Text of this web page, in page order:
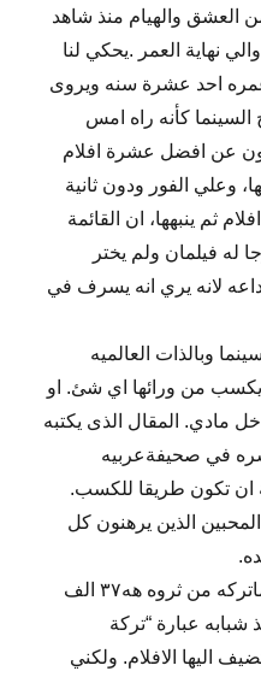
العشق والهيام منذ شاهد
نهاية العمر .يحكي لنا
احد عشرة سنه ويروى
كأنه راه امس
عن افضل عشرة افلام
وعلي الفور ودون ثانية
ثم ينبهها، ان القائمة
له فيلمان ولم يختر
لانه يري انه يسرف في
وبالذات العالميه
من ورائها اي شئ. او
مادي. المقال الذى يكتبه
في صحيفةعربيه
ان تكون طريقا للكسب.
الذين يرهنون كل
لم اندهش حين عرفت ان كل ماتركه من ثروه هه٣٧ الف
شبابه عبارة “تركة
اليها الافلام. ولكني